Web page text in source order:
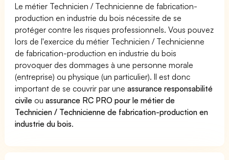
Le métier Technicien / Technicienne de fabrication-
production en industrie du bois nécessite de se
protéger contre les risques professionnels. Vous pouvez
lors de l'exercice du métier Technicien / Technicienne
de fabrication-production en industrie du bois
provoquer des dommages à une personne morale
(entreprise) ou physique (un particulier). Il est donc
important de se couvrir par uneassurance responsabilité
civile ouassurance RC PRO pour le métier de
Technicien / Technicienne de fabrication-production en
industrie du bois.